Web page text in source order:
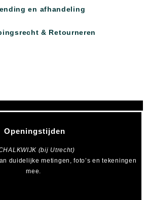
en afhandeling
& Retourneren
Openingstijden
(bij Utrecht)
duidelijke metingen, foto’s en tekeningen
mee.